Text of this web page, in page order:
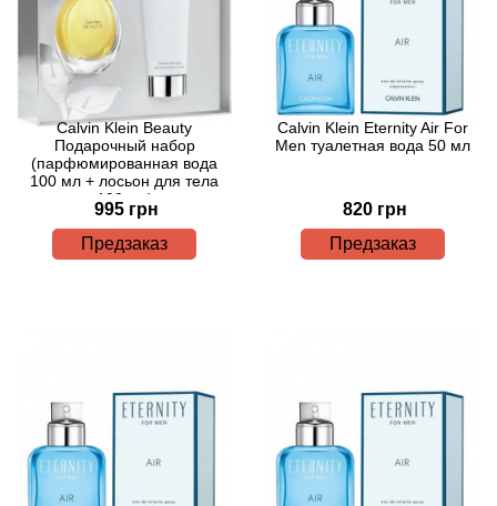
Calvin Klein Beauty
Подарочный набор
(парфюмированная вода
100 мл + лосьон для тела
100 мл)
995 грн
Предзаказ
Calvin Klein Eternity Air For
Men туалетная вода 50 мл
820 грн
Предзаказ
Al Jazeera
Alaia Paris
Alexander McQueen
Alexandre Barthet
Alexandre J
Alyssa Ashley
American Crew